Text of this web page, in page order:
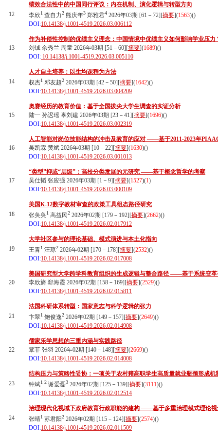
12
绩效合法性中的中国同行评议：内在机制、演化逻辑与转型方向
李欣1 查自力2 熊庆年3 郑雅君4 2026年03期 [61－72][摘要](1563)()
DOI:10.14138/j.1001-4519.2026.03.006112
13
作为补偿性控制的优绩主义理念：中国情境中优绩主义如何影响学业压力
刘铖 余秀兰 周童 2026年03期 [51－60][摘要](1689)()
DOI: 10.14138/j.1001-4519.2026.03.005110
14
人才自主培养：以生均课程为方法
权杰1 邓友超2 2026年03期 [42－50][摘要](1642)()
DOI:10.14138/j.1001-4519.2026.03.004209
15
奥赛经历的教育价值：基于全国拔尖大学生调查的实证分析
陆一 孙迟瑶 辜刘建 2026年03期 [23－41][摘要](1696)()
DOI:10.14138/j.1001-4519.2026.03.002319
16
人工智能对岗位技能结构的冲击及教育的应对 ——基于2011-2023年
吴凯霖 黄斌 2026年03期 [10－22][摘要](1630)()
DOI:10.14138/j.1001-4519.2026.03.001013
17
“类型”抑或“层级”：高校分类发展的元研究 ——基于概念哲学的考察
吴仕韬 张应强 2026年03期 [1－9][摘要](1527)(1)
DOI:10.14138/j.1001-4519.2026.03.000109
18
美国K-12数字教材审查的政策工具组态路径研究
张奂奂1 高益民2 2026年02期 [179－192][摘要](2662)()
DOI:10.14138/j.1001-4519.2026.02.017912
19
大学社区参与的理论基础、模式演进与本土化指向
王青1 汪琼2 2026年02期 [170－178][摘要](2532)()
DOI:10.14138/j.1001-4519.2026.02.017008
20
美国研究型大学跨学科教育组织的生成逻辑与整合路径 ——基于系统变革
李欣旖 郄海霞 2026年02期 [158－169][摘要](2529)()
DOI:10.14138/j.1001-4519.2026.02.015811
21
法国科研体系转型：国家意志与科学逻辑的张力
卞翠1 鲍俊逸2 2026年02期 [149－157][摘要](2649)()
DOI:10.14138/j.1001-4519.2026.02.014908
22
儒家乐学思想的三重内涵与实践路径
覃菲 张羽 2026年02期 [140－148][摘要](2669)()
DOI:10.14138/j.1001-4519.2026.02.014008
23
结构压力与策略性妥协：一项关于农村籍高职学生高质量就业瓶颈形成机
钟斌1 2 谢爱磊3 2026年02期 [125－139][摘要](3111)()
DOI:10.14138/j.1001-4519.2026.02.012514
24
治理现代化视域下政府教育行政职能的建构 ——基于多重治理模式理论视
张晴1 苏君阳2 2026年02期 [115－124][摘要](2574)()
DOI:10.14138/j.1001-4519.2026.02.011509